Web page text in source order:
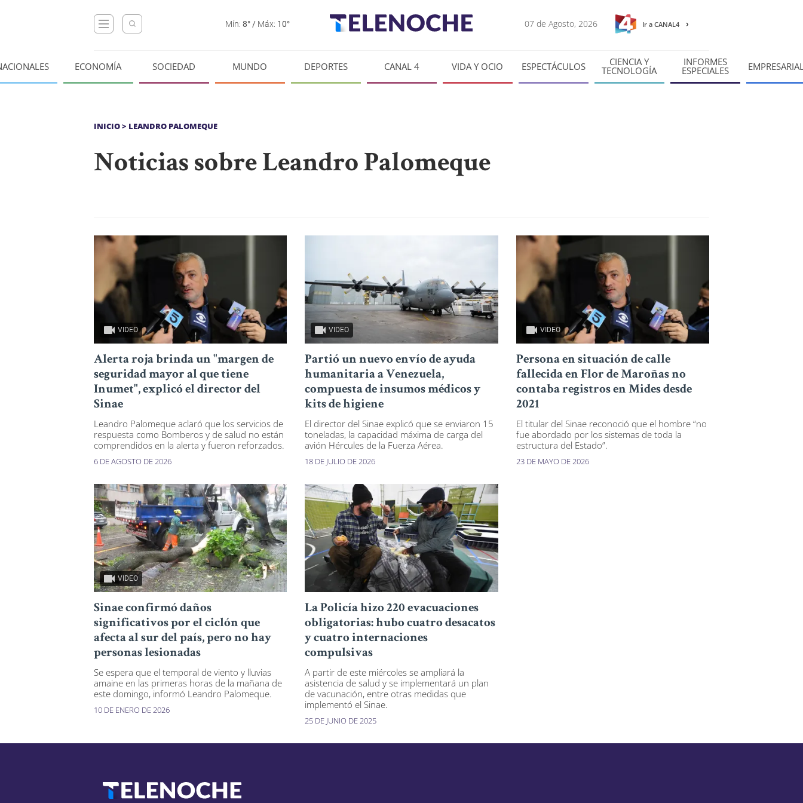
Mín: 8° / Máx: 10° 07 de Agosto, 2026 Ir a CANAL4
ECONOMÍA SOCIEDAD MUNDO DEPORTES CANAL 4 VIDA Y OCIO ESPECTÁCULOS CIENCIA Y
TECNOLOGÍA
INFORMES
ESPECIALES
INICIO> LEANDRO PALOMEQUE
Noticias sobre Leandro Palomeque
VIDEO
Alerta roja brinda un "margen de
seguridad mayor al que tiene
Inumet", explicó el director del
Sinae
Leandro Palomeque aclaró que los servicios de
respuesta como Bomberos y de salud no están
comprendidos en la alerta y fueron reforzados.
6 DE AGOSTO DE 2026
VIDEO
Partió un nuevo envío de ayuda
humanitaria a Venezuela,
compuesta de insumos médicos y
kits de higiene
El director del Sinae explicó que se enviaron 15
toneladas, la capacidad máxima de carga del
avión Hércules de la Fuerza Aérea.
18 DE JULIO DE 2026
VIDEO
Persona en situación de calle
fallecida en Flor de Maroñas no
contaba registros en Mides desde
2021
El titular del Sinae reconoció que el hombre “no
fue abordado por los sistemas de toda la
estructura del Estado”.
23 DE MAYO DE 2026
VIDEO
Sinae confirmó daños
significativos por el ciclón que
afecta al sur del país, pero no hay
personas lesionadas
Se espera que el temporal de viento y lluvias
amaine en las primeras horas de la mañana de
este domingo, informó Leandro Palomeque.
10 DE ENERO DE 2026
La Policía hizo 220 evacuaciones
obligatorias: hubo cuatro desacatos
y cuatro internaciones
compulsivas
A partir de este miércoles se ampliará la
asistencia de salud y se implementará un plan
de vacunación, entre otras medidas que
implementó el Sinae.
25 DE JUNIO DE 2025